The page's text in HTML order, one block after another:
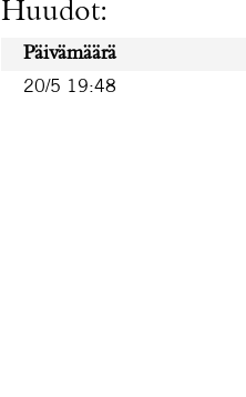
Huudot:
Päivämäärä
20/5 19:48